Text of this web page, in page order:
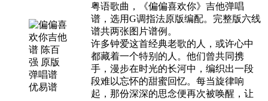
粤语歌曲，《偏偏喜欢你》吉他弹唱
谱，选用G调指法原版编配。完整版六线
谱共两张图片谱例。
许多钟爱这首经典老歌的人，或许心中
都藏着一个特别的人。他们曾共同携
手，漫步在时光的长河中，编织出一段
段难以忘怀的甜蜜回忆。每当旋律响
起，那份深深的思念便再次被唤醒，让